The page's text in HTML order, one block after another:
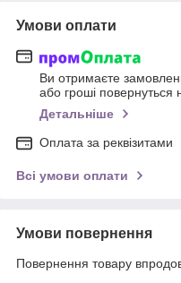
Умови оплати
Ви отримаєте
або гроші повернуться
Детальніше
Оплата за реквізитами
Всі умови оплати
Умови повернення
Повернення товару